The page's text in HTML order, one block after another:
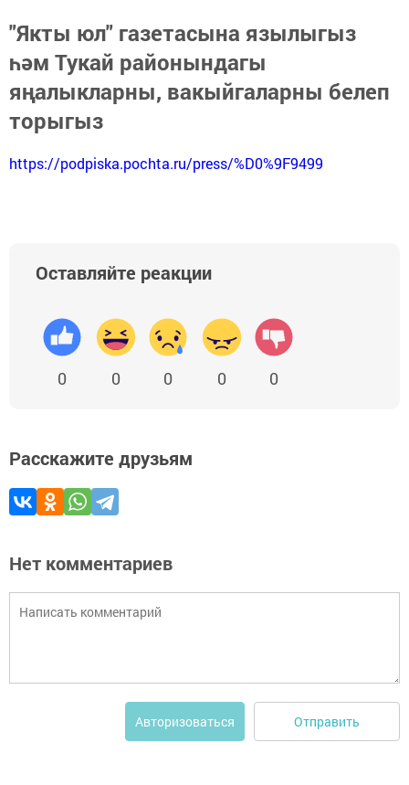
"Якты юл" газетасына язылыгыз
һәм Тукай районындагы
яңалыкларны, вакыйгаларны белеп
торыгыз
https://podpiska.pochta.ru/press/%D0%9F9499
Оставляйте реакции
0 0 0 0 0
Расскажите друзьям
Нет комментариев
Авторизоваться Отправить